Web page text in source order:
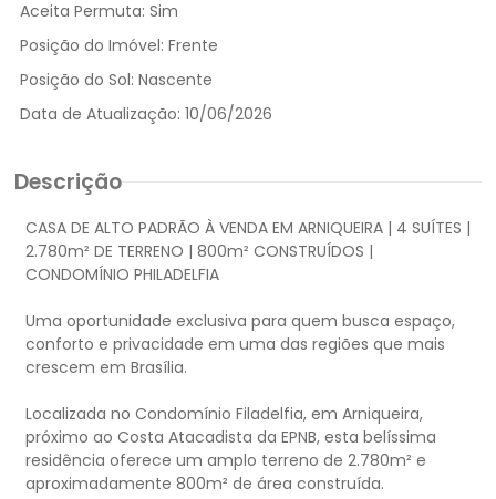
Aceita Permuta: Sim
Posição do Imóvel: Frente
Posição do Sol: Nascente
Data de Atualização: 10/06/2026
Descrição
CASA DE ALTO PADRÃO À VENDA EM ARNIQUEIRA | 4 SUÍTES |
2.780m² DE TERRENO | 800m² CONSTRUÍDOS |
CONDOMÍNIO PHILADELFIA
Uma oportunidade exclusiva para quem busca espaço,
conforto e privacidade em uma das regiões que mais
crescem em Brasília.
Localizada no Condomínio Filadelfia, em Arniqueira,
próximo ao Costa Atacadista da EPNB, esta belíssima
residência oferece um amplo terreno de 2.780m² e
aproximadamente 800m² de área construída.